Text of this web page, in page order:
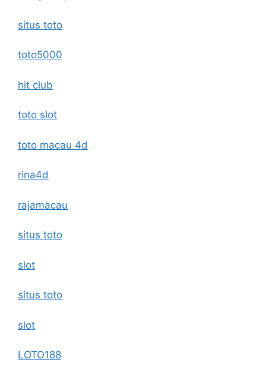
situs toto
toto5000
hit club
toto slot
toto macau 4d
rina4d
rajamacau
situs toto
slot
situs toto
slot
LOTO188